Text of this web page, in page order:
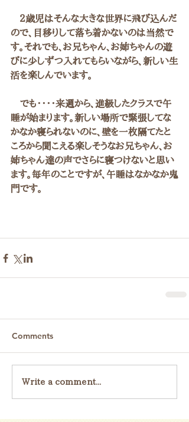
２歳児はそんな大きな世界に飛び込んだ
ので、目移りして落ち着かないのは当然で
す。それでも、お兄ちゃん、お姉ちゃんの遊
びに少しずつ入れてもらいながら、新しい生
活を楽しんでいます。
でも・・・・来週から、進級したクラスで午
睡が始まります。新しい場所で緊張してな
かなか寝られないのに、壁を一枚隔てたと
ころから聞こえる楽しそうなお兄ちゃん、お
姉ちゃん達の声でさらに寝つけないと思い
ます。毎年のことですが、午睡はなかなか鬼
門です。
Comments
Write a comment...